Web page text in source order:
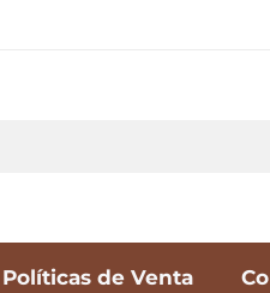
Políticas de Venta